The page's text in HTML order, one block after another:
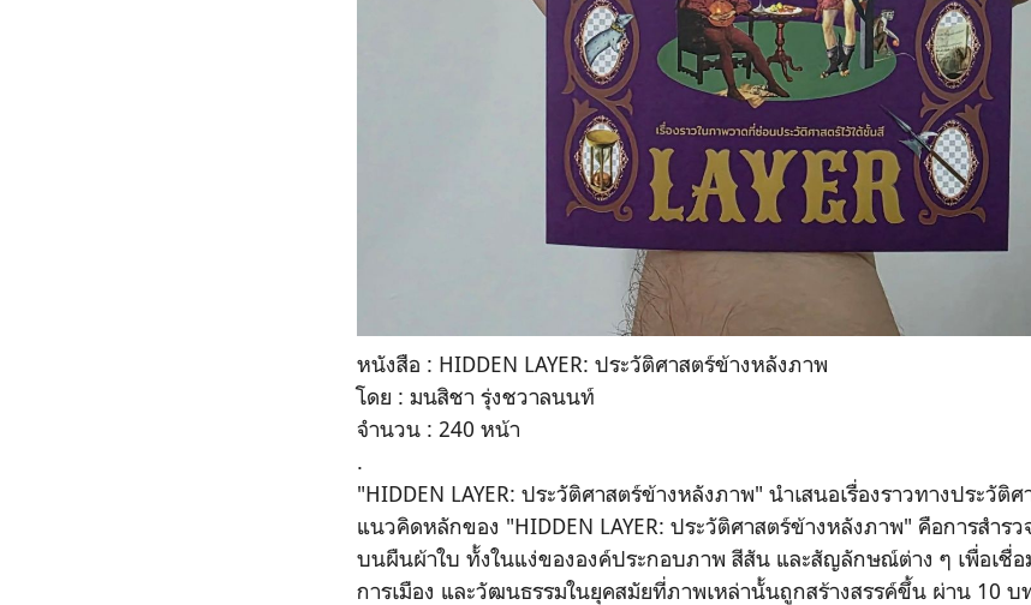
หนังสือ : HIDDEN LAYER: ประวัติศาสตร์ข้างหลังภาพ
โดย : มนสิชา รุ่งชวาลนนท์
จำนวน : 240 หน้า
.
"HIDDEN LAYER: ประวัติศาสตร์ข้างหลังภาพ" นำเสนอเรื่องราวทางประวั
แนวคิดหลักของ "HIDDEN LAYER: ประวัติศาสตร์ข้างหลังภาพ" คือการสำร
บนผืนผ้าใบ ทั้งในแง่ขององค์ประกอบภาพ สีสัน และสัญลักษณ์ต่าง ๆ เพื่อเชื่
การเมือง และวัฒนธรรมในยุคสมัยที่ภาพเหล่านั้นถูกสร้างสรรค์ขึ้น ผ่าน 10 บ